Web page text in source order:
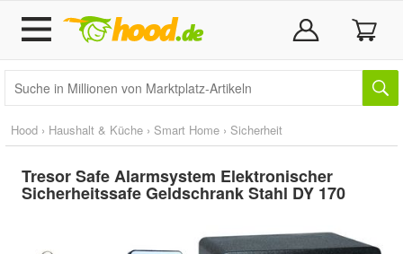
Hood › Haushalt & Küche › Smart Home › Sicherheit
Tresor Safe Alarmsystem Elektronischer
Sicherheitssafe Geldschrank Stahl DY 170